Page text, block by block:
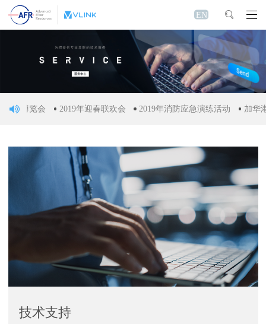
EN
览会 2019年迎春联欢会 2019年消防应急演练活动 加华港澳
技术支持